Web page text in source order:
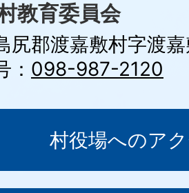
教育委員会
尻郡渡嘉敷村字渡
： 098-987-2120
村役場へのア